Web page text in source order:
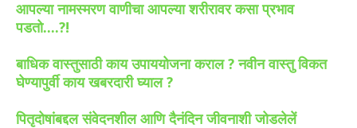
आपल्या नामस्मरण वाणीचा आपल्या शरीरावर कसा प्रभाव
पडतो....?!
बाधिक वास्तुसाठी काय उपाययोजना कराल ?नवीन वास्तु विकत
घेण्यापुर्वी काय खबरदारी घ्याल ?
पितृदोषांबद्दल संवेदनशील आणि दैनंदिन जीवनाशी जोडलेलें